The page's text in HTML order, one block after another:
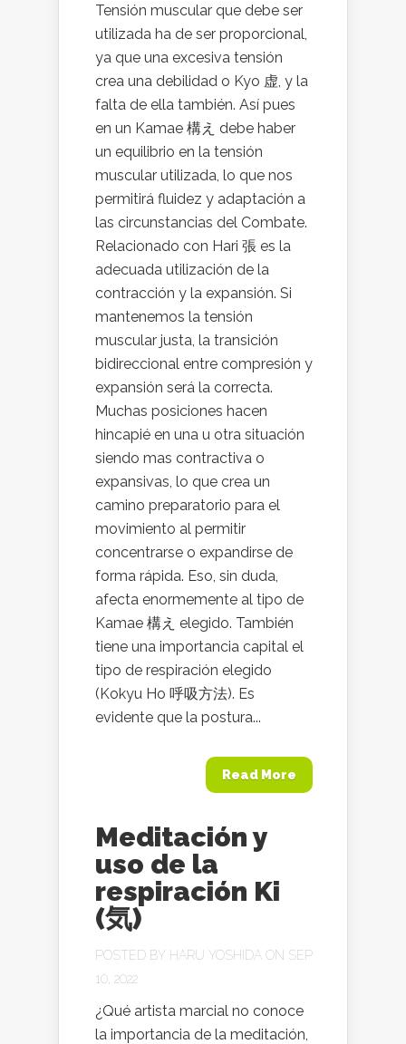
Tensión muscular que debe ser
utilizada ha de ser proporcional,
ya que una excesiva tensión
crea una debilidad o Kyo 虚, y la
falta de ella también. Así pues
en un Kamae 構え debe haber
un equilibrio en la tensión
muscular utilizada, lo que nos
permitirá fluidez y adaptación a
las circunstancias del Combate.
Relacionado con Hari 張 es la
adecuada utilización de la
contracción y la expansión. Si
mantenemos la tensión
muscular justa, la transición
bidireccional entre compresión y
expansión será la correcta.
Muchas posiciones hacen
hincapié en una u otra situación
siendo mas contractiva o
expansivas, lo que crea un
camino preparatorio para el
movimiento al permitir
concentrarse o expandirse de
forma rápida. Eso, sin duda,
afecta enormemente al tipo de
Kamae 構え elegido. También
tiene una importancia capital el
tipo de respiración elegido
(Kokyu Ho 呼吸方法). Es
evidente que la postura...
Read More
Meditación y
uso de la
respiración Ki
(気)
POSTED BY HARU YOSHIDA ON SEP
10, 2022
¿Qué artista marcial no conoce
la importancia de la meditación,